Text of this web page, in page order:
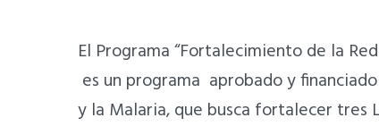
El Programa “Fortalecimiento de la
es un programa aprobado y
y la Malaria, que busca fortalecer tres